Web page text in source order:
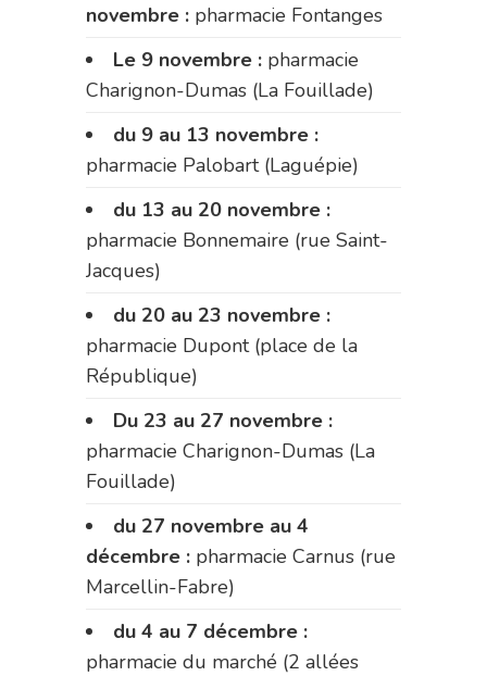
novembre : pharmacie Fontanges
Le 9 novembre : pharmacie
Charignon-Dumas (La Fouillade)
du 9 au 13 novembre :
pharmacie Palobart (Laguépie)
du 13 au 20 novembre :
pharmacie Bonnemaire (rue Saint-
Jacques)
du 20 au 23 novembre :
pharmacie Dupont (place de la
République)
Du 23 au 27 novembre :
pharmacie Charignon-Dumas (La
Fouillade)
du 27 novembre au 4
décembre : pharmacie Carnus (rue
Marcellin-Fabre)
du 4 au 7 décembre :
pharmacie du marché (2 allées